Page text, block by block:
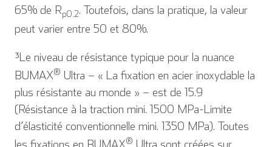
65% de Rp0.2. Toutefois, dans la pratique, la valeur
peut varier entre 50 et 80%.
³Le niveau de résistance typique pour la nuance
BUMAX® Ultra – « La fixation en acier inoxydable la
plus résistante au monde » – est de 15.9
(Résistance à la traction mini. 1500 MPa-Limite
d’élasticité conventionnelle mini. 1350 MPa). Toutes
les fixations en BUMAX® Ultra sont créées sur